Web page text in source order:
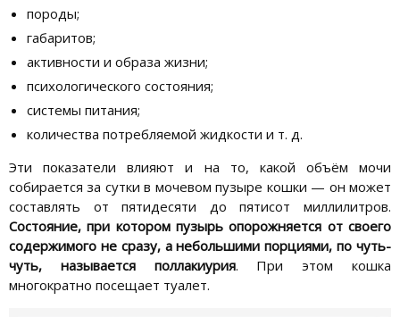
породы;
габаритов;
активности и образа жизни;
психологического состояния;
системы питания;
количества потребляемой жидкости и т. д.
Эти показатели влияют и на то, какой объём мочи
собирается за сутки в мочевом пузыре кошки — он может
составлять от пятидесяти до пятисот миллилитров.
Состояние, при котором пузырь опорожняется от своего
содержимого не сразу, а небольшими порциями, по чуть-
чуть, называется поллакиурия. При этом кошка
многократно посещает туалет.